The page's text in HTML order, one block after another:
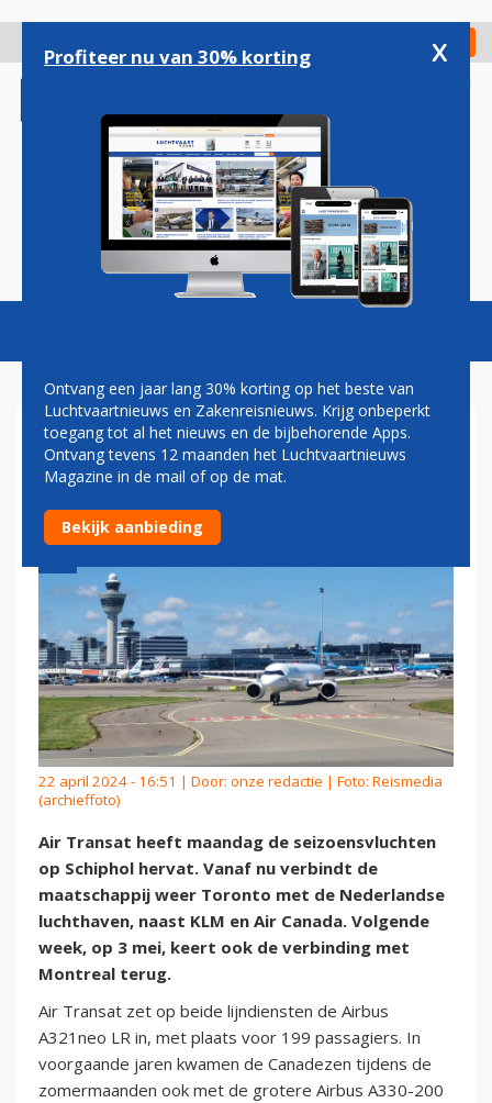
gaan
Check in
Magazine Podcasts Vacatures
AIR TRANSAT WEER TERUG
OP SCHIPHOL
22 april 2024 - 16:51 | Door: onze redactie | Foto: Reismedia
(archieffoto)
Air Transat heeft maandag de seizoensvluchten
op Schiphol hervat. Vanaf nu verbindt de
maatschappij weer Toronto met de Nederlandse
luchthaven, naast KLM en Air Canada. Volgende
week, op 3 mei, keert ook de verbinding met
Montreal terug.
Air Transat zet op beide lijndiensten de Airbus
A321neo LR in, met plaats voor 199 passagiers. In
voorgaande jaren kwamen de Canadezen tijdens de
zomermaanden ook met de grotere Airbus A330-200
Profiteer nu van 30% korting x
Ontvang een jaar lang 30% korting op het beste van
Luchtvaartnieuws en Zakenreisnieuws. Krijg onbeperkt
toegang tot al het nieuws en de bijbehorende Apps.
Ontvang tevens 12 maanden het Luchtvaartnieuws
Magazine in de mail of op de mat.
Bekijk aanbieding